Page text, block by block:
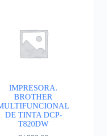
IMPRESORA.
BROTHER
DE TINTA DCP-
T820DW